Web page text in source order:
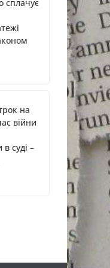
сплачує
на
війни
в суді –